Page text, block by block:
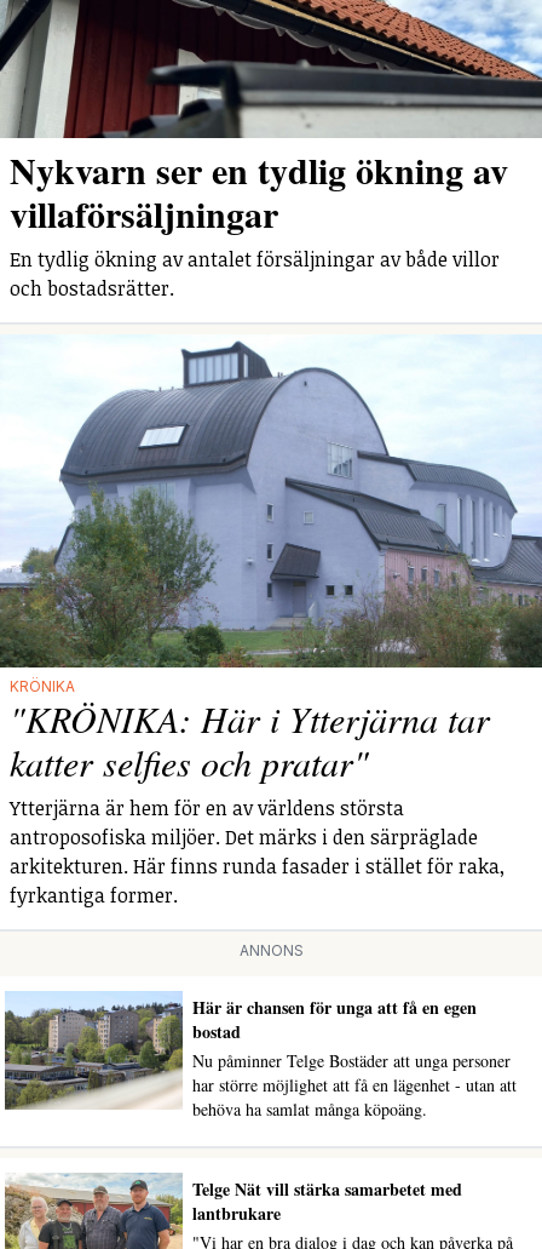
Nykvarn ser en tydlig ökning av
villaförsäljningar
En tydlig ökning av antalet försäljningar av både villor
och bostadsrätter.
KRÖNIKA
"KRÖNIKA: Här i Ytterjärna tar
katter selfies och pratar"
Ytterjärna är hem för en av världens största
antroposofiska miljöer. Det märks i den särpräglade
arkitekturen. Här finns runda fasader i stället för raka,
fyrkantiga former.
ANNONS
Här är chansen för unga att få en egen
bostad
Nu påminner Telge Bostäder att unga personer
har större möjlighet att få en lägenhet - utan att
behöva ha samlat många köpoäng.
Telge Nät vill stärka samarbetet med
lantbrukare
"Vi har en bra dialog i dag och kan påverka på